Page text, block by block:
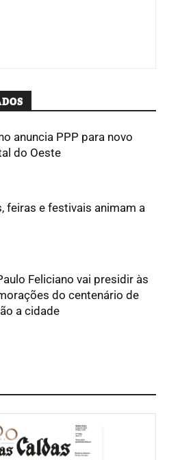
anuncia PPP para novo
do Oeste
feiras e festivais animam a
Feliciano vai presidir às
do centenário de
a cidade